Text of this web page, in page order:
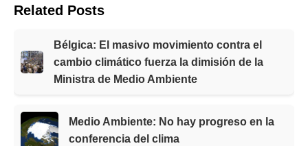
Related Posts
Bélgica: El masivo movimiento contra el
cambio climático fuerza la dimisión de la
Ministra de Medio Ambiente
Medio Ambiente: No hay progreso en la
conferencia del clima